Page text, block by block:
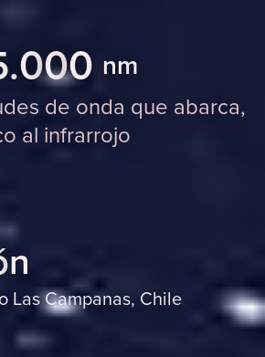
.000 nm
de onda que abarca,
al infrarrojo
n
Las Campanas, Chile